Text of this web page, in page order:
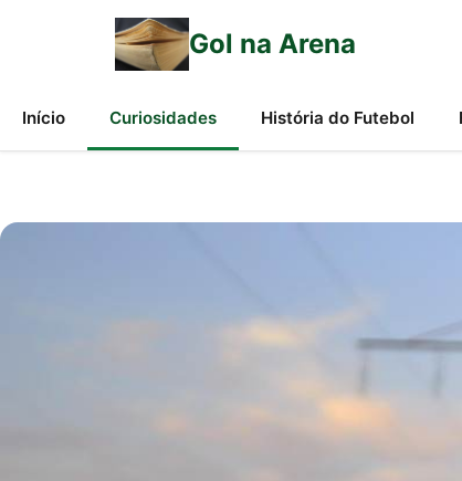
Gol na Arena
Início Curiosidades História do Futebol